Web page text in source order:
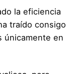
la eficiencia
traído consigo
únicamente en